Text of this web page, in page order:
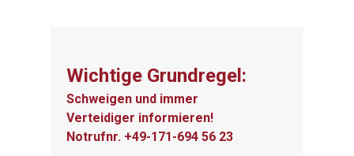
Wichtige Grundregel:
Schweigen und immer
Verteidiger informieren!
Notrufnr. +49-171-694 56 23